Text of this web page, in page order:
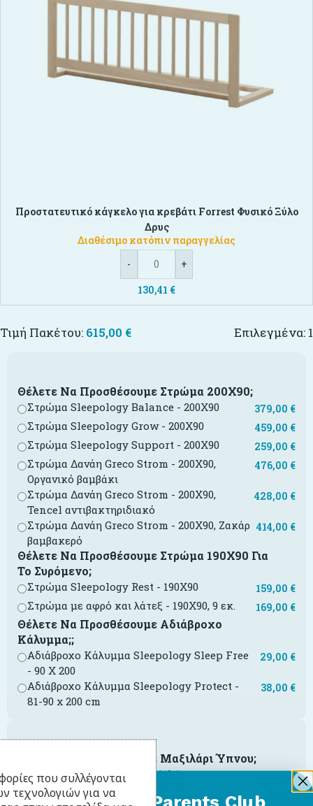
Προστατευτικό κάγκελο για κρεβάτι Forrest Φυσικό Ξύλο
Δρυς
Διαθέσιμο κατόπιν παραγγελίας
-
+
130,41 €
Τιμή Πακέτου: 615,00 € Επιλεγμένα: 1
Θέλετε Να Προσθέσουμε Στρώμα 200Χ90;
Στρώμα Sleepology Balance - 200X90 379,00 €
Στρώμα Sleepology Grow - 200X90 459,00 €
Στρώμα Sleepology Support - 200X90 259,00 €
Στρώμα Δανάη Greco Strom - 200X90,
Οργανικό βαμβάκι
476,00 €
Στρώμα Δανάη Greco Strom - 200X90,
Tencel αντιβακτηριδιακό
428,00 €
Στρώμα Δανάη Greco Strom - 200X90, Ζακάρ
βαμβακερό
414,00 €
Θέλετε Να Προσθέσουμε Στρώμα 190Χ90 Για
Το Συρόμενο;
Στρώμα Sleepology Rest - 190X90 159,00 €
Στρώμα με αφρό και λάτεξ - 190X90, 9 εκ. 169,00 €
Θέλετε Να Προσθέσουμε Αδιάβροχο
Κάλυμμα;;
Αδιάβροχο Κάλυμμα Sleepology Sleep Free
- 90 Χ 200
29,00 €
Αδιάβροχο Κάλυμμα Sleepology Protect -
81-90 x 200 cm
38,00 €
Θέλετε Να Προσθέσουμε Μαξιλάρι Ύπνου;
Μαξιλάρι Sleepology Squishie 99,00€
Μαξιλάρι Sleepology Cloud Nest €
που συλλέγονται
τεχνολογιών για να